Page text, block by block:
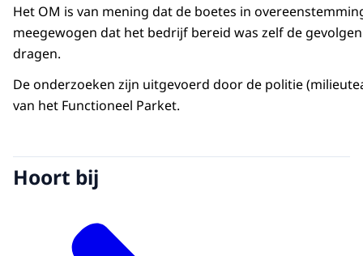
Het OM is van mening dat de boetes in
meegewogen dat het bedrijf bereid was zelf de
dragen.
De onderzoeken zijn uitgevoerd door de politie
van het Functioneel Parket.
Hoort bij